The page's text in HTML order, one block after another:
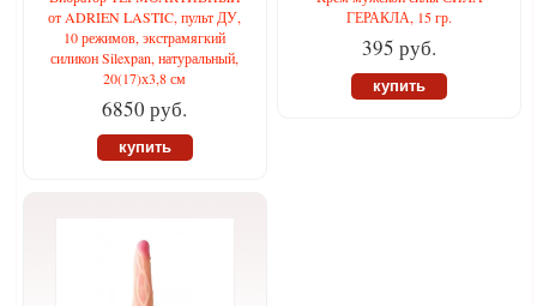
от ADRIEN LASTIC, пульт ДУ,
10 режимов, экстрамягкий
силикон Silexpan, натуральный,
20(17)х3,8 см
6850 руб.
купить
ГЕРАКЛА, 15 гр.
395 руб.
купить